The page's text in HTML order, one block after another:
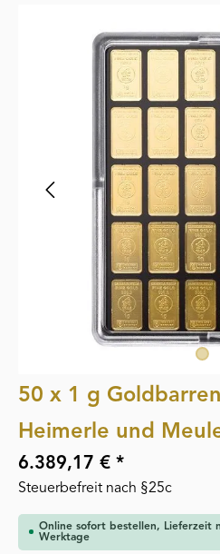
50 x 1 g
Heimerle und
6.389,17 € *
Steuerbefreit nach §25c
Online sofort bestellen, Lieferzeit
Werktage